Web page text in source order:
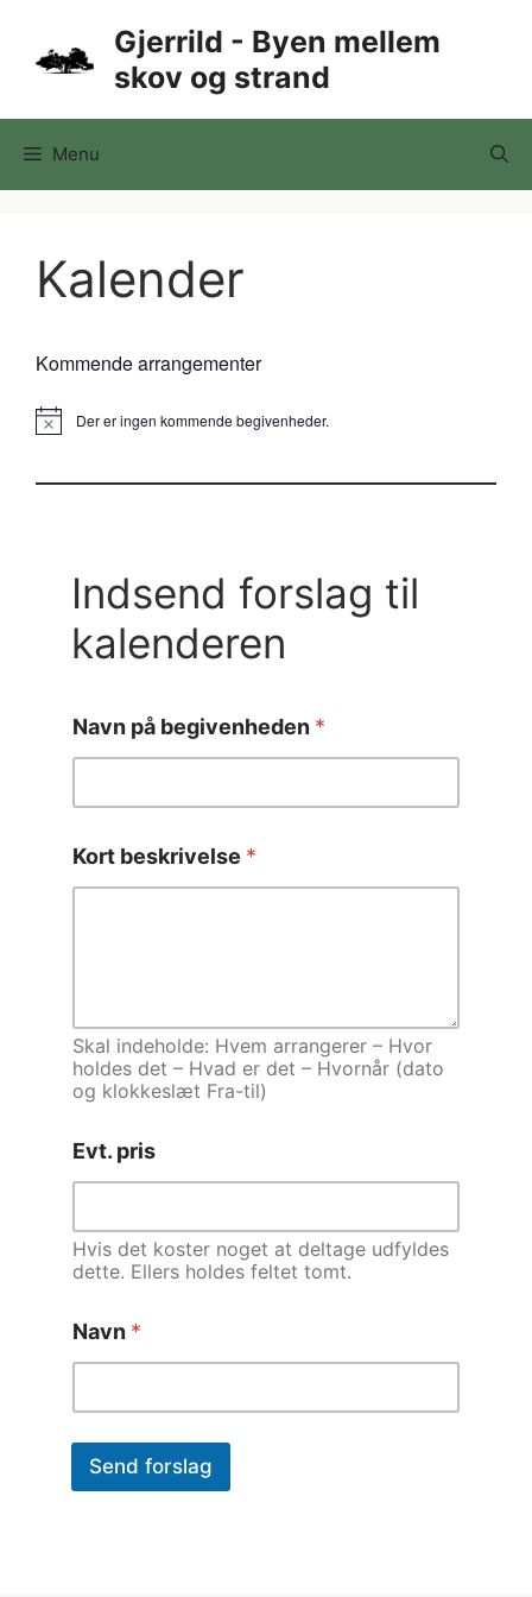
indhold
Gjerrild - Byen mellem
skov og strand
Menu
Kalender
Kommende arrangementer
N
i
Der er ingen kommende begivenheder.
Indsend forslag til
kalenderen
Navn på begivenheden *
Kort beskrivelse *
Skal indeholde: Hvem arrangerer – Hvor
holdes det – Hvad er det – Hvornår (dato
og klokkeslæt Fra-til)
a
v
N
a
v
E
v
.
Evt. pris
Hvis det koster noget at deltage udfyldes
dette. Ellers holdes feltet tomt.
Navn *
Send forslag